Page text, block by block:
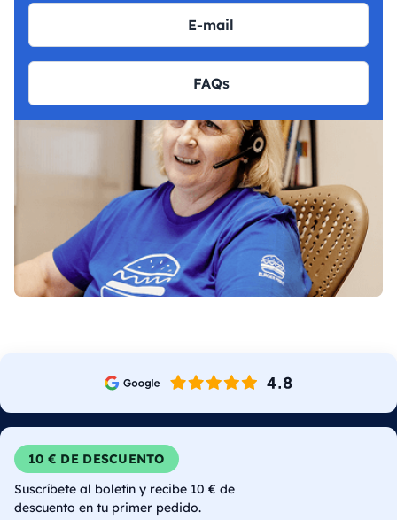
E-mail
FAQs
10 € DE DESCUENTO
Suscríbete al boletín y recibe 10 € de
descuento en tu primer pedido.